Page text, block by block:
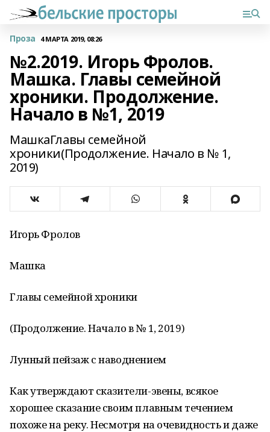
Проза 4 МАРТА 2019, 08:26
№2.2019. Игорь Фролов.
Машка. Главы семейной
хроники. Продолжение.
Начало в №1, 2019
МашкаГлавы семейной
хроники(Продолжение. Начало в № 1,
2019)
Игорь Фролов
Машка
Главы семейной хроники
(Продолжение. Начало в № 1, 2019)
Лунный пейзаж с наводнением
Как утверждают сказители-эвены, всякое
хорошее сказание своим плавным течением
похоже на реку. Несмотря на очевидность и даже